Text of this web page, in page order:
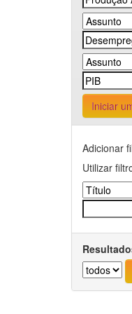
Iniciar
Adicionar
Utilizar